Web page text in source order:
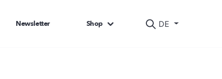
DE
Newsletter Shop